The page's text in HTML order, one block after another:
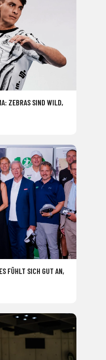
ZEBRAS SIND WILD,
FÜHLT SICH GUT AN,